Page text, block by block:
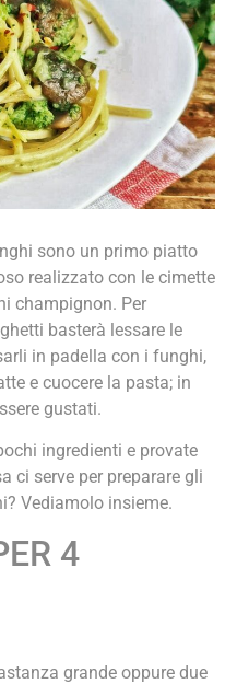
sono un primo piatto
realizzato con le cimette
champignon. Per
basterà lessare le
in padella con i funghi,
e cuocere la pasta; in
gustati.
ingredienti e provate
ci serve per preparare gli
Vediamolo insieme.
4
grande oppure due